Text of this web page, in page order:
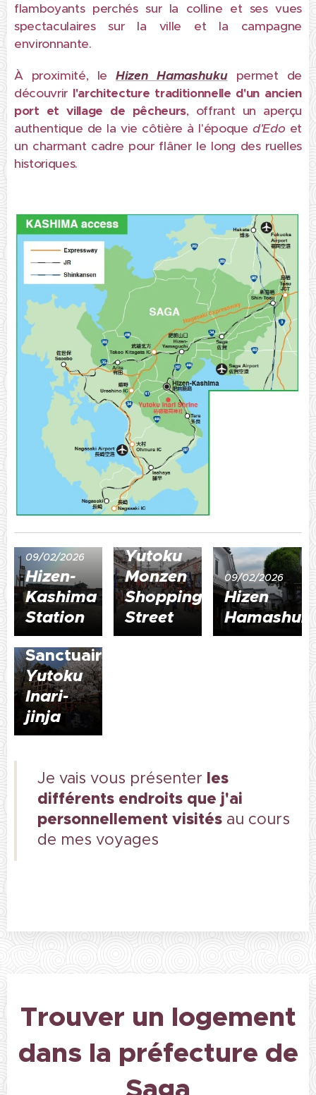
flamboyants perchés sur la colline et ses vues
spectaculaires sur la ville et la campagne
environnante.
À proximité, le Hizen Hamashukupermet de
découvrir l'architecture traditionnelle d'un ancien
port et village de pêcheurs, offrant un aperçu
authentique de la vie côtière à l'époque d'Edoet
un charmant cadre pour flâner le long des ruelles
historiques.
09/02/2026
Hizen-
Kashima
Station
09/02/2026
Yutoku
Monzen
Shopping
Street
09/02/2026
Hizen
09/02/2026
Sanctuaire
Yutoku
Inari-
jinja
Je vais vous présenter les
différents endroits que j'ai
personnellement visités au cours
de mes voyages
Trouver un logement
dans la préfecture de